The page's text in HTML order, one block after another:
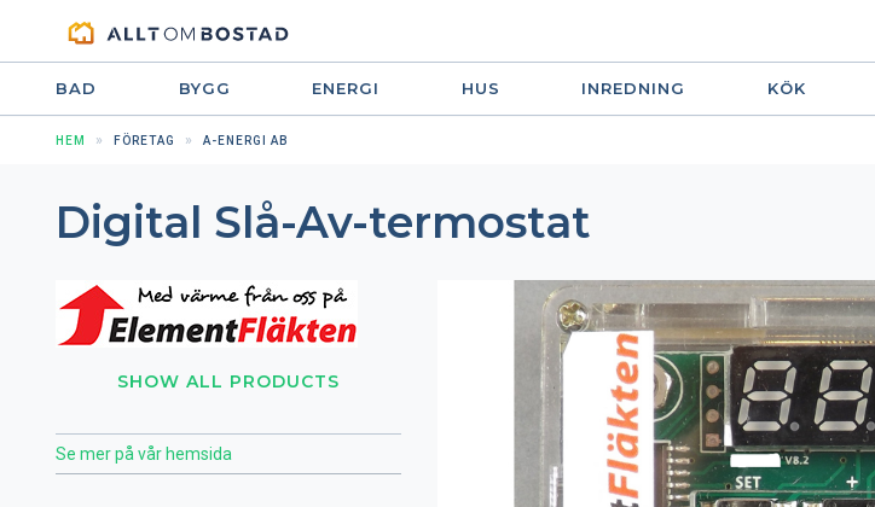
BAD BYGG ENERGI HUS INREDNING KÖK
HEM FÖRETAG A-ENERGI AB
Digital Slå-Av-termostat
SHOW ALL PRODUCTS
Se mer på vår hemsida